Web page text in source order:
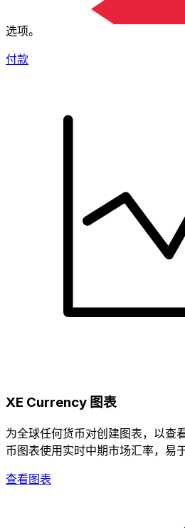
快捷安全地在线汇款。实时跟踪和
选项。
付款
XE Currency 图表
为全球任何货币对创建图表，以查
币图表使用实时中期市场汇率，易
查看图表